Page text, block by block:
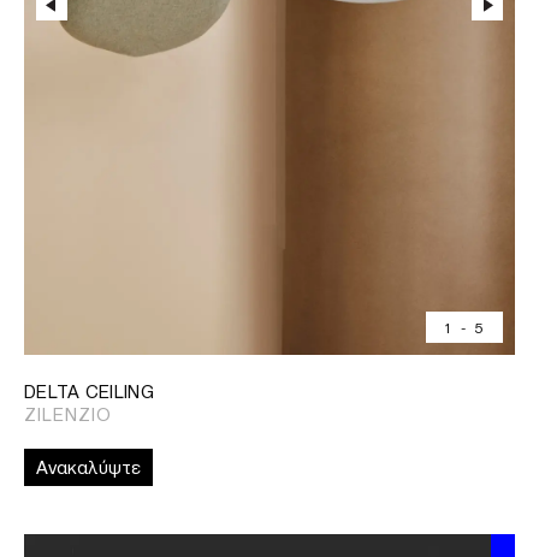
1 - 5
DELTA CEILING
ZILENZIO
Ανακαλύψτε